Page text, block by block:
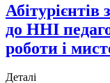
до ННІ
роботи і
Деталі